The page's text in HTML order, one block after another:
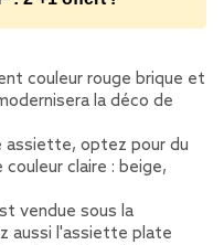
couleur rouge brique et
la déco de
assiette, optez pour du
claire : beige,
vendue sous la
aussi l'assiette plate